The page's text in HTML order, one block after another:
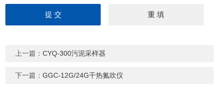
上一篇：CYQ-300污泥采样器
下一篇：GGC-12G/24G干热氮吹仪